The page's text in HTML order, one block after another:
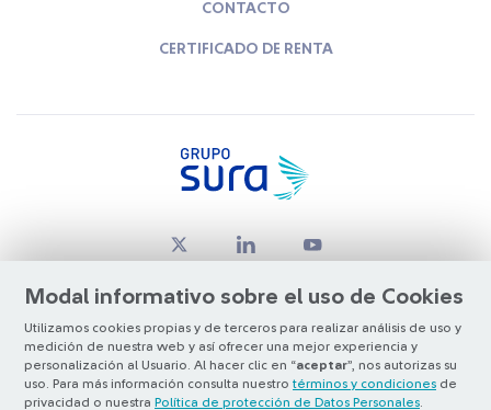
Modal informativo sobre el uso de Cookies
Utilizamos cookies propias y de terceros para realizar análisis de uso y
medición de nuestra web y así ofrecer una mejor experiencia y
personalización al Usuario. Al hacer clic en “aceptar”, nos autorizas su
uso. Para más información consulta nuestro términos y condiciones de
privacidad o nuestra Política de protección de Datos Personales
CONTACTO
CERTIFICADO DE RENTA
© Copyright Grupo SURA 2026